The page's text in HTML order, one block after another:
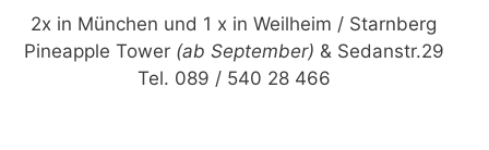
Zum
Inhalt
2x in München und 1 x in Weilheim / Starnberg
Pineapple Tower (ab September) & Sedanstr.29
Tel. 089 / 540 28 466